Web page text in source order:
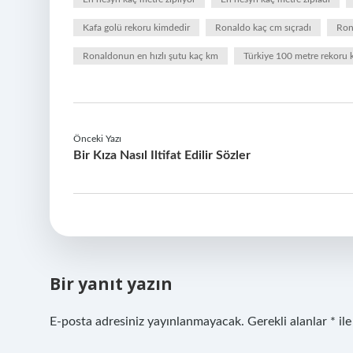
Kafa golü rekoru kimdedir Ronaldo kaç cm sıçradı
Ronaldonun en hızlı şutu kaç km Türkiye 100 metre rekoru
Önceki Yazı
Bir Kıza Nasıl Iltifat Edilir Sözler
Bir yanıt yazın
E-posta adresiniz yayınlanmayacak. Gerekli alanlar *